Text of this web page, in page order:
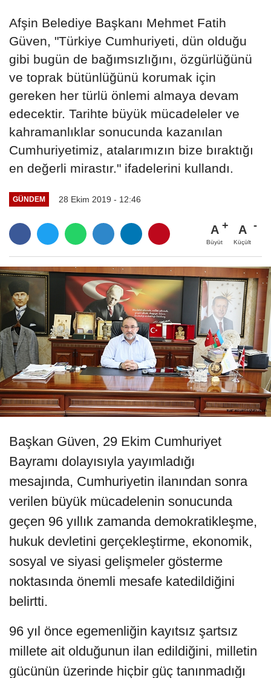
Afşin Belediye Başkanı Mehmet Fatih
Güven, "Türkiye Cumhuriyeti, dün olduğu
gibi bugün de bağımsızlığını, özgürlüğünü
ve toprak bütünlüğünü korumak için
gereken her türlü önlemi almaya devam
edecektir. Tarihte büyük mücadeleler ve
kahramanlıklar sonucunda kazanılan
Cumhuriyetimiz, atalarımızın bize bıraktığı
en değerli mirastır." ifadelerini kullandı.
GÜNDEM 28 Ekim 2019 - 12:46
A
Büyüt
A
Küçült
Başkan Güven, 29 Ekim Cumhuriyet
Bayramı dolayısıyla yayımladığı
mesajında, Cumhuriyetin ilanından sonra
verilen büyük mücadelenin sonucunda
geçen 96 yıllık zamanda demokratikleşme,
hukuk devletini gerçekleştirme, ekonomik,
sosyal ve siyasi gelişmeler gösterme
noktasında önemli mesafe katedildiğini
belirtti.
96 yıl önce egemenliğin kayıtsız şartsız
millete ait olduğunun ilan edildiğini, milletin
gücünün üzerinde hiçbir güç tanınmadığı